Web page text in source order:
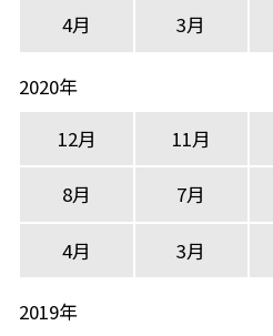
4月 3月
2020年
12月
11月
8月 7月
4月 3月
2019年